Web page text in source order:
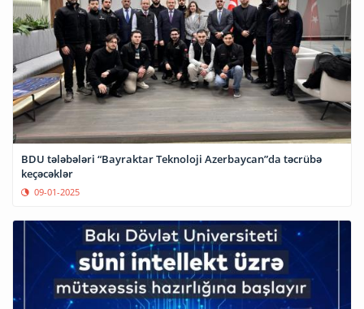
BDU tələbələri “Bayraktar Teknoloji Azerbaycan”da təcrübə
keçəcəklər
09-01-2025